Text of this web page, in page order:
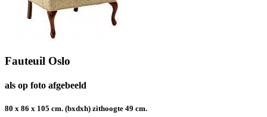
Fauteuil Oslo
als op foto afgebeeld
80 x 86 x 105 cm. (bxdxh) zithoogte 49 cm.